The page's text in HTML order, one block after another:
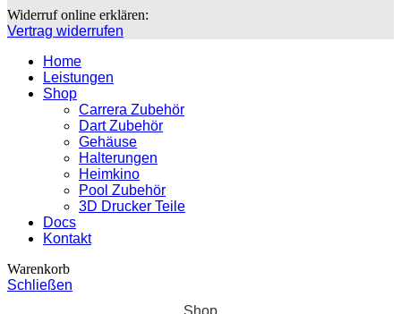
Widerruf online erklären:
Vertrag widerrufen
Home
Leistungen
Shop
Carrera Zubehör
Dart Zubehör
Gehäuse
Halterungen
Heimkino
Pool Zubehör
3D Drucker Teile
Docs
Kontakt
Warenkorb
Schließen
Shop